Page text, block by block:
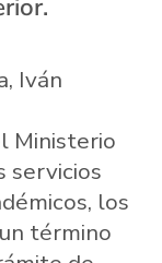
Iván
Ministerio
servicios
los
término